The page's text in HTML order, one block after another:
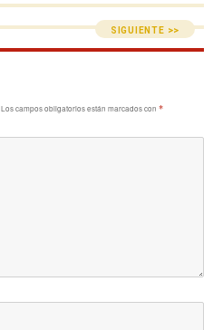
SIGUIENTE >>
Los campos obligatorios están marcados con *